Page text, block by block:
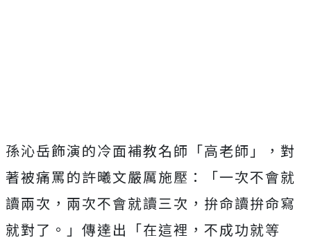
孫沁岳飾演的冷面補教名師「高老師」，對
著被痛罵的許曦文嚴厲施壓：「一次不會就
讀兩次， 兩次不會就讀三次，拚命讀拚命寫
就對了。」傳達出「在這裡， 不成功就等